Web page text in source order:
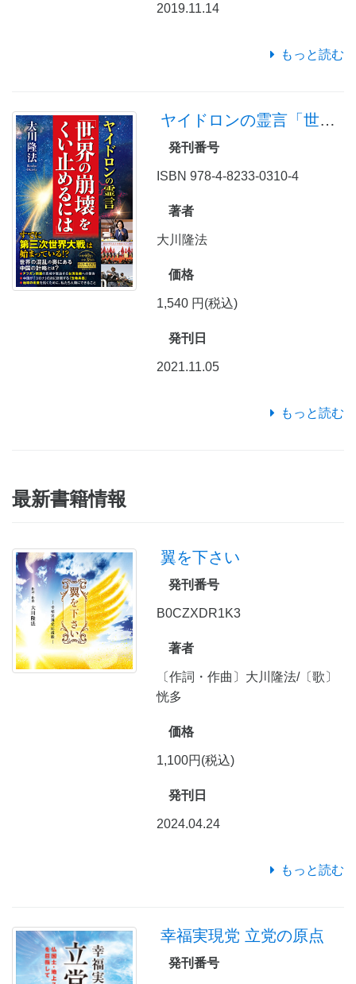
2019.11.14
もっと読む
ヤイドロンの霊言「世界の崩壊をくい止めるには」
発刊番号
ISBN 978-4-8233-0310-4
著者
大川隆法
価格
1,540 円(税込)
発刊日
2021.11.05
もっと読む
最新書籍情報
翼を下さい
発刊番号
B0CZXDR1K3
著者
〔作詞・作曲〕大川隆法/〔歌〕
恍多
価格
1,100円(税込)
発刊日
2024.04.24
もっと読む
幸福実現党 立党の原点
発刊番号